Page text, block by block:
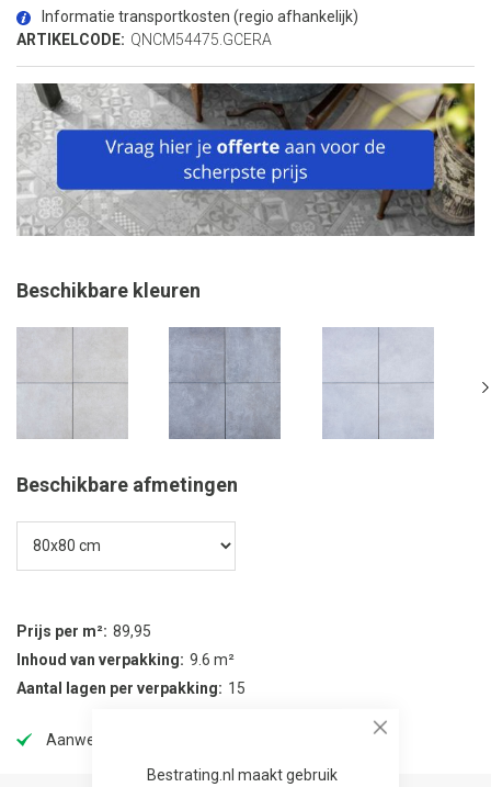
Bestrating.nl maakt gebruik
de
afbeeldingen-
Informatie transportkosten (regio afhankelijk)
ARTIKELCODE: QNCM54475.GCERA
Beschikbare kleuren
Beschikbare afmetingen
Prijs per m² 89,95
Inhoud van verpakking
9.6 m²
Aantal lagen per verpakking
15
Aanwezig in onze showtuin